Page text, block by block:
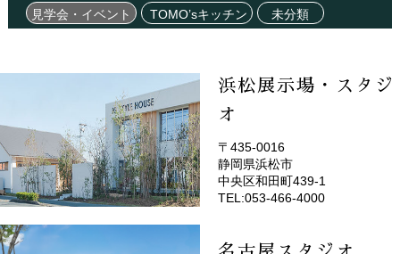
見学会・イベント
TOMO’sキッチン 未分類
浜松展示場・スタジ
オ
(EMOTOP浜松)
〒435-0016
静岡県浜松市
中央区和田町439-1
TEL:053-466-4000